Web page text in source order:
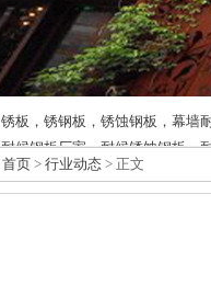
板，锈钢板，锈蚀钢板，幕墙
候钢板厂家，耐候锈蚀钢板，
首页 > 行业动态 > 正文